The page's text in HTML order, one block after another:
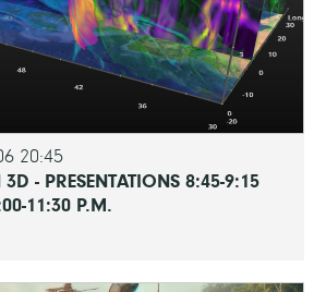
20:45
3D - PRESENTATIONS 8:45-9:15
11:30 P.M.